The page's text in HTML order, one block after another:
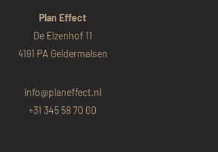
Plan Effect
De Elzenhof 11
4191 PA Geldermalsen
info@planeffect.nl
+31 345 58 70 00